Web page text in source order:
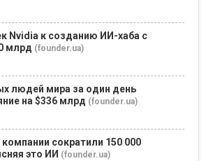
Nvidia к созданию ИИ-хаба с
млрд (founder.ua)
людей мира за один день
на $336 млрд (founder.ua)
сократили 150 000
это ИИ (founder.ua)